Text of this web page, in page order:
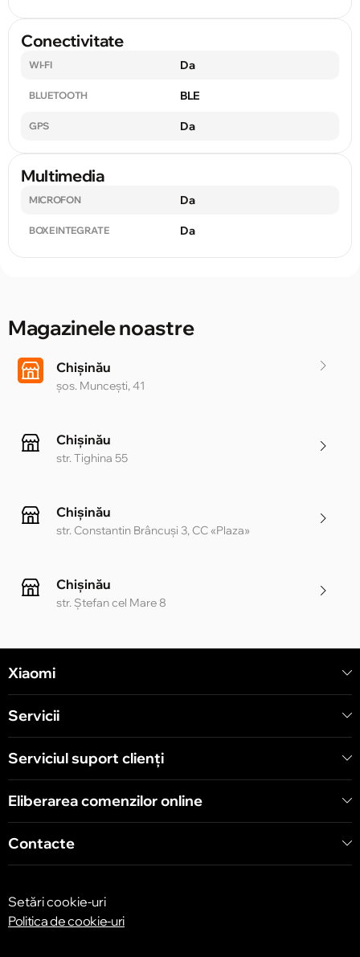
Conectivitate
WI-FI Da
BLUETOOTH BLE
GPS Da
Multimedia
MICROFON Da
BOXE INTEGRATE Da
Magazinele noastre
Chișinău
șos. Muncești, 41
Chișinău
str. Tighina 55
Chișinău
str. Constantin Brâncuși 3, CC «Plaza»
Chișinău
str. Ștefan cel Mare 8
Chișinău
str. Arborilor 21, CC «Shopping MallDova»
Xiaomi
Servicii
Serviciul suport clienţi
Eliberarea comenzilor online
Contacte
Setări cookie-uri
Politica de cookie-uri